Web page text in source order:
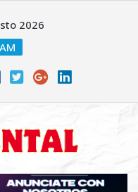
2026